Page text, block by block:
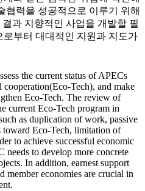
협력을 성공적으로 이루기 위해
과 지향적인 사업을 개발할 필
부터 대대적인 지원과 지도가
the current status of APECs
Tech), and make
Eco-Tech. The review of
current Eco-Tech program in
as duplication of work, passive
toward Eco-Tech, limitation of
to achieve successful economic
needs to develop more concrete
In addition, earnest support
member economies are crucial in